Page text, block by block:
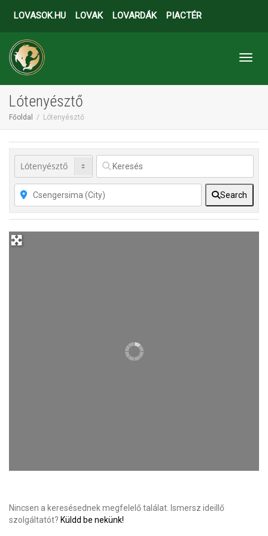
LOVASOK.HU LOVAK LOVARDÁK PIACTÉR
Lótenyésztő
Főoldal Lótenyésztő
Search
Nincsen a keresésednek megfelelő találat. Ismersz ideillő
szolgáltatót? Küldd be nekünk!